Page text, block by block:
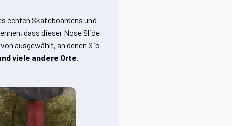
echten Skateboardens und
dass dieser Nose Slide
ausgewählt, an denen Sie
viele andere Orte.